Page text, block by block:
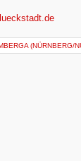
(NÜRNBERG/